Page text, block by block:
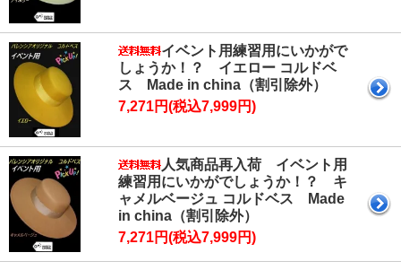
イベント用練習用にいかがで
しょうか！？ イエロー コルドベ
ス Made in china（割引除外）
7,271円(税込7,999円)
人気商品再入荷 イベント用
練習用にいかがでしょうか！？ キ
ャメルベージュ コルドベス Made
in china（割引除外）
7,271円(税込7,999円)